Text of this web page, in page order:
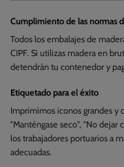
Cumplimiento de las normas
Todos los embalajes de
CIPF. Si utilizas madera en
detendrán tu contenedor y
Etiquetado para el éxito
Imprimimos iconos grandes y
"Manténgase seco", "No dejar
los trabajadores portuarios a
adecuadas.